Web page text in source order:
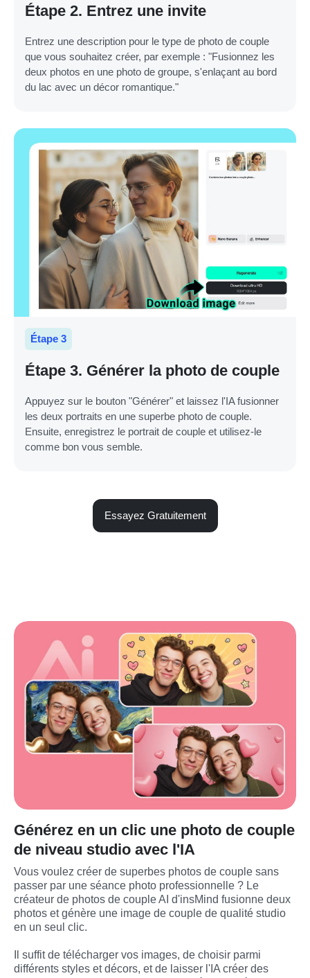
Étape 2. Entrez une invite
Entrez une description pour le type de photo de couple
que vous souhaitez créer, par exemple : "Fusionnez les
deux photos en une photo de groupe, s'enlaçant au bord
du lac avec un décor romantique."
Étape 3
Étape 3. Générer la photo de couple
Appuyez sur le bouton "Générer" et laissez l'IA fusionner
les deux portraits en une superbe photo de couple.
Ensuite, enregistrez le portrait de couple et utilisez-le
comme bon vous semble.
Essayez Gratuitement
Générez en un clic une photo de couple
de niveau studio avec l'IA
Vous voulez créer de superbes photos de couple sans
passer par une séance photo professionnelle ? Le
créateur de photos de couple AI d'insMind fusionne deux
photos et génère une image de couple de qualité studio
en un seul clic.
Il suffit de télécharger vos images, de choisir parmi
différents styles et décors, et de laisser l'IA créer des